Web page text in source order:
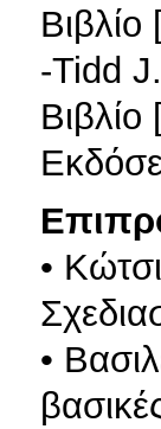
-Tidd
•
•